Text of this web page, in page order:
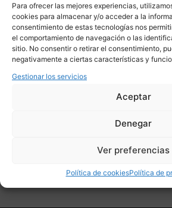
Para ofrecer las mejores experiencias,
cookies para almacenar y/o acceder a la
consentimiento de estas tecnologías nos
el comportamiento de navegación o las
sitio. No consentir o retirar el consentimiento,
negativamente a ciertas características y
Gestionar los servicios
Aceptar
Denegar
Ver preferencias
Política de cookiesPolítica de
Pareja sillas «Ghost», J.C.
de Castelbajac para Acrila,
Philippe Starck – Francia
Sofá
de